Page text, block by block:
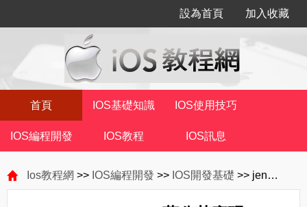
設為首頁 加入收藏
首頁 IOS基礎知識 IOS使用技巧
IOS編程開發 IOS教程 IOS訊息
Ios教程網 >> IOS編程開發 >> IOS開發基礎 >> jenkins+xcode+蒲公英實現ipa自動化打包